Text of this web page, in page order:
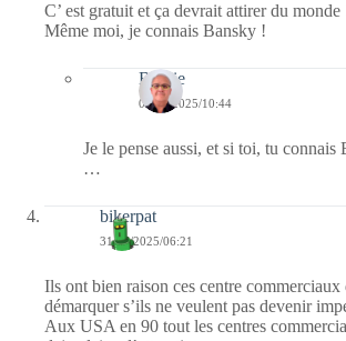
C’ est gratuit et ça devrait attirer du monde
Même moi, je connais Bansky !
Bernie
01/08/2025/10:44
Je le pense aussi, et si toi, tu connais
…
bikerpat
31/07/2025/06:21
Ils ont bien raison ces centre
démarquer s’ils ne veulent pas devenir
Aux USA en 90 tout les centres